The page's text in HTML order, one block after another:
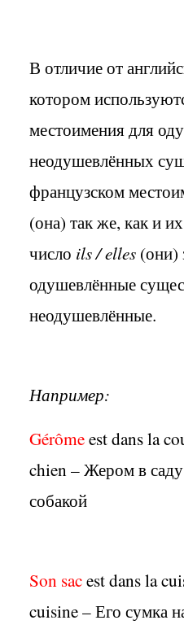
В отличие от
котором
местоимения для
неодушевлённых
французском
(она) так же, как и
число ils / elles (они)
одушевлённые
неодушевлённые.
Например:
Gérômeest dans la
chien – Жером в
собакой
Son sacest dans la
cuisine – Его сумка